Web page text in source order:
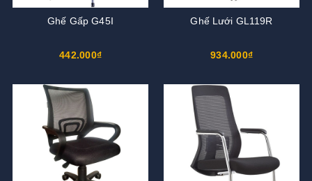
Ghế Gấp G45I
442.000₫
Ghế Lưới GL119R
934.000₫